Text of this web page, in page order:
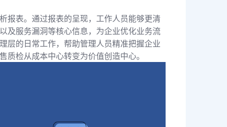
报表。通过报表的呈现，工作人员能够更清
及服务漏洞等核心信息，为企业优化业务流
层的日常工作，帮助管理人员精准把握企业
检从成本中心转变为价值创造中心。